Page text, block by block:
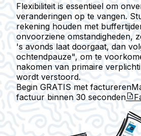
Flexibiliteit is essentieel om
veranderingen op te vangen.
rekening houden met
onvoorziene omstandigheden,
's avonds laat doorgaat, dan
ochtendpauze", om te
nakomen van primaire
wordt verstoord.
Begin GRATIS met factureren
factuur binnen 30 seconden